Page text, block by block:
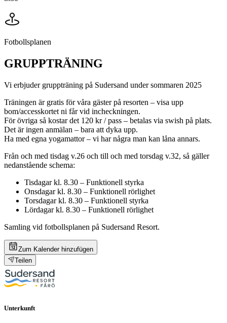
Fotbollsplanen
GRUPPTRÄNING
Vi erbjuder gruppträning på Sudersand under sommaren 2025
Träningen är gratis för våra gäster på resorten – visa upp
bom/accesskortet ni får vid incheckningen.
För övriga så kostar det 120 kr / pass – betalas via swish på plats.
Det är ingen anmälan – bara att dyka upp.
Ha med egna yogamattor – vi har några man kan låna annars.
Från och med tisdag v.26 och till och med torsdag v.32, så gäller
nedanstående schema:
Tisdagar kl. 8.30 – Funktionell styrka
Onsdagar kl. 8.30 – Funktionell rörlighet
Torsdagar kl. 8.30 – Funktionell styrka
Lördagar kl. 8.30 – Funktionell rörlighet
Samling vid fotbollsplanen på Sudersand Resort.
Zum Kalender hinzufügen
Teilen
Unterkunft